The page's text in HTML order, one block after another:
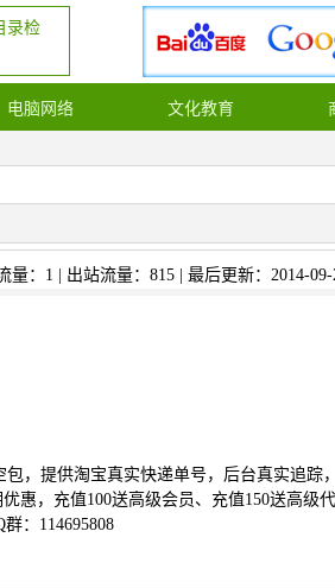
录检
电脑网络 文化教育
量：1 | 出站流量：815 | 最后更新：2014-09-
，提供淘宝真实快递单号，后台真实追踪，
惠，充值100送高级会员、充值150送高级代
：114695808